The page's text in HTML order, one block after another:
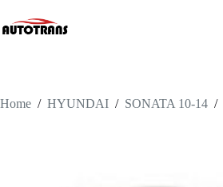
Home / HYUNDAI / SONATA 10-14 /